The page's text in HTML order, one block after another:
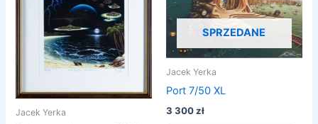
Jacek Yerka
SPRZEDANE
Jacek Yerka
Port 7/50 XL
3 300zł